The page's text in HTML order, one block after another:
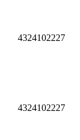
4324102227
4324102227